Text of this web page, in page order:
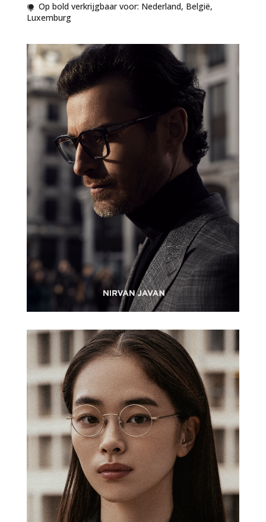

Op bold verkrijgbaar voor: Nederland, België,
Luxemburg